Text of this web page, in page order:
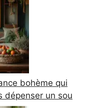
bohème qui
dépenser un sou